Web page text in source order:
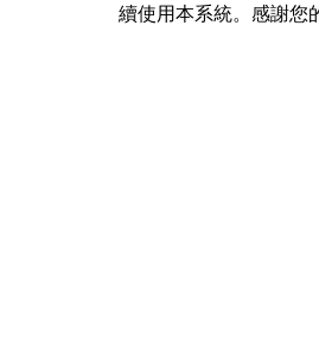
續使用本系統。感謝您